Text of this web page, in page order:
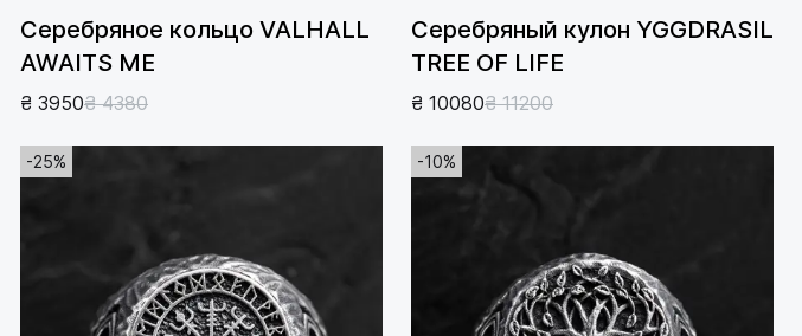
Серебряное кольцо VALHALL
AWAITS ME
₴ 3950₴ 4380
Серебряный кулон YGGDRASIL
TREE OF LIFE
₴ 10080₴ 11200
-25% -10%